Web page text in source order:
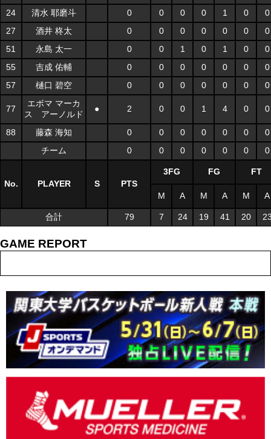
24
清水 耶磨斗 0 0 0 0 1 0
0
27
酒井 柊太 0 0 0 0 0 0
0
51
永島 太一 0 0 1 0 1 0
0
55
吉成 佑輔 0 0 0 0 0 0
0
57
樋口 碧空 0 0 0 0 0 0 0
77
エボマ マーカ
ス アーノルド
● 2 0 0 1 4 0 0
88 藤森 海知 0 0 0 0 0 0
0
チーム
0 0 0 0 0 0 0
No. PLAYER S PTS
3FG FG FT
M A M A M A
合計 79 7 24 19 41 20
GAME REPORT